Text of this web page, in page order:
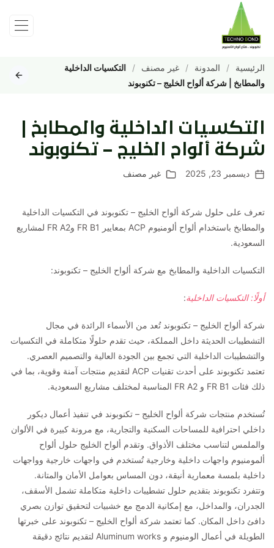
الرئيسية المدونة غير مصنف
التكسيات الداخلية
والمطابخ | شركة ألواح الخليج – تكنوبوند
التكسيات الداخلية والمطابخ |
شركة ألواح الخليج – تكنوبوند
ديسمبر 23, 2025 غير مصنف
تعرف على حلول شركة ألواح الخليج – تكنوبوند في التكسيات الداخلية
والمطابخ باستخدام ألواح ألومنيوم ACP بمعايير FR B1 وFR A2 لمشاريع
السعودية.
التكسيات الداخلية والمطابخ مع شركة ألواح الخليج – تكنوبوند:
أولًا: التكسيات الداخلية:
شركة ألواح الخليج – تكنوبوند تُعد من الأسماء الرائدة في مجال
التشطيبات الحديثة داخل المملكة، حيث تقدم حلولًا متكاملة في التكسيات
والتشطيبات الداخلية التي تجمع بين الجودة العالية والتصميم العصري.
تعتمد تكنوبوند على أحدث تقنيات ACP لتقديم منتجات آمنة وقوية، بما في
ذلك فئات FR B1 و FR A2 المناسبة لمختلف مشاريع السعودية.
تُستخدم منتجات شركة ألواح الخليج – تكنوبوند في تنفيذ أعمال ديكور
داخلي احترافية للمساحات السكنية والتجارية، مع مرونة كبيرة في الألوان
والملمس لتناسب مختلف الأذواق. وتقدم ألواح الخليج حلول ألواح
ألمومنيوم واجهات داخلية وخارجية تُستخدم في واجهات خارجية وواجهات
داخلية بلمسة معمارية أنيقة، دون المساس بعوامل الأمان والمتانة.
وتتفرد تكنوبوند بتقديم حلول تشطيبات داخلية متكاملة تشمل الأسقف،
الجدران، والمداخل، مع إمكانية الدمج مع خشبيات لتحقيق توازن بصري
دافئ داخل المكان. كما تعتمد شركة ألواح الخليج – تكنوبوند على خبرتها
الطويلة في أعمال الومنيوم و Aluminum works لتقديم نتائج دقيقة